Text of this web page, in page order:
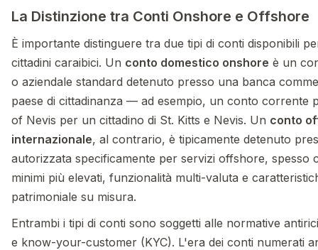
La Distinzione tra Conti Onshore e Offshore
È importante distinguere tra due tipi di conti disponibili
cittadini caraibici. Un conto domestico onshore è un
o aziendale standard detenuto presso una banca
paese di cittadinanza — ad esempio, un conto corrente
of Nevis per un cittadino di St. Kitts e Nevis. Un conto
internazionale, al contrario, è tipicamente detenuto
autorizzata specificamente per servizi offshore, spesso
minimi più elevati, funzionalità multi-valuta e
patrimoniale su misura.
Entrambi i tipi di conti sono soggetti alle normative
e know-your-customer (KYC). L'era dei conti numerati